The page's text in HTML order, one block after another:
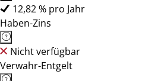
12,82 % pro Jahr
Haben-Zins
Nicht verfügbar
Verwahr-Entgelt